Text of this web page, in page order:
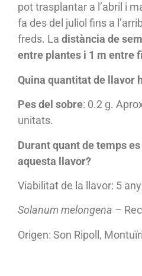
pot trasplantar a l’abril i
fa des del juliol fins a
freds. La distància de
entre plantes i 1 m entre
Quina quantitat de llavor
Pes del sobre: 0.2 g.
unitats.
Durant quant de temps
aquesta llavor?
Viabilitat de la llavor: 5
Solanum melongena –
Origen: Son Ripoll,